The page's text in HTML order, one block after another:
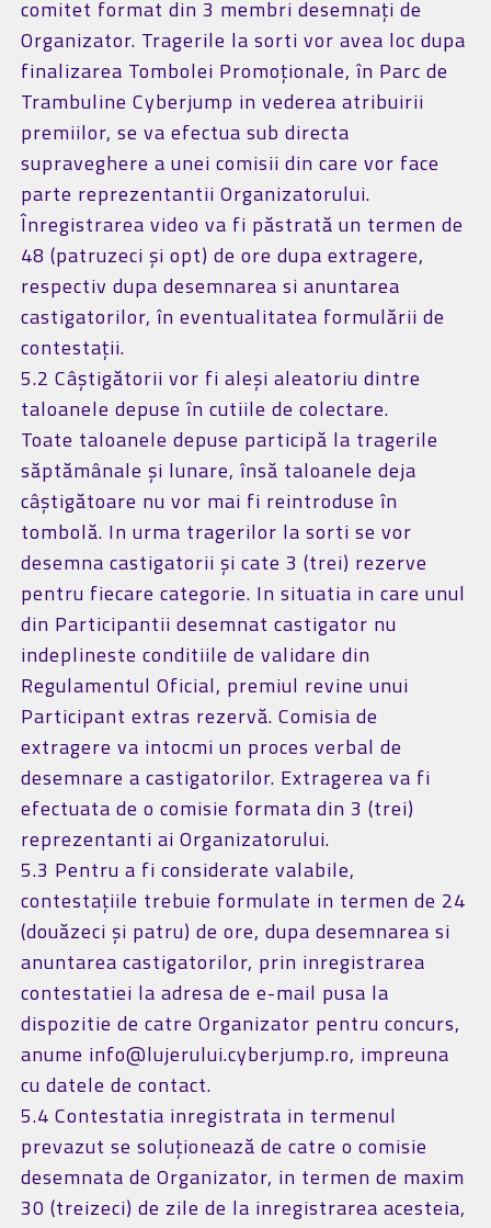
comitet format din 3 membri desemnați de
Organizator. Tragerile la sorti vor avea loc dupa
finalizarea Tombolei Promoționale, în Parc de
Trambuline Cyberjump in vederea atribuirii
premiilor, se va efectua sub directa
supraveghere a unei comisii din care vor face
parte reprezentantii Organizatorului.
Înregistrarea video va fi păstrată un termen de
48 (patruzeci și opt) de ore dupa extragere,
respectiv dupa desemnarea si anuntarea
castigatorilor, în eventualitatea formulării de
contestații.
5.2 Câștigătorii vor fi aleși aleatoriu dintre
taloanele depuse în cutiile de colectare.
Toate taloanele depuse participă la tragerile
săptămânale și lunare, însă taloanele deja
câștigătoare nu vor mai fi reintroduse în
tombolă. In urma tragerilor la sorti se vor
desemna castigatorii și cate 3 (trei) rezerve
pentru fiecare categorie. In situatia in care unul
din Participantii desemnat castigator nu
indeplineste conditiile de validare din
Regulamentul Oficial, premiul revine unui
Participant extras rezervă. Comisia de
extragere va intocmi un proces verbal de
desemnare a castigatorilor. Extragerea va fi
efectuata de o comisie formata din 3 (trei)
reprezentanti ai Organizatorului.
5.3 Pentru a fi considerate valabile,
contestațiile trebuie formulate in termen de 24
(douăzeci și patru) de ore, dupa desemnarea si
anuntarea castigatorilor, prin inregistrarea
contestatiei la adresa de e-mail pusa la
dispozitie de catre Organizator pentru concurs,
anume info@lujerului.cyberjump.ro, impreuna
cu datele de contact.
5.4 Contestatia inregistrata in termenul
prevazut se soluționează de catre o comisie
desemnata de Organizator, in termen de maxim
30 (treizeci) de zile de la inregistrarea acesteia,